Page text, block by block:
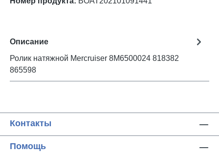
Описание
Ролик натяжной Mercruiser 8M6500024 818382
865598
Контакты
Помощь